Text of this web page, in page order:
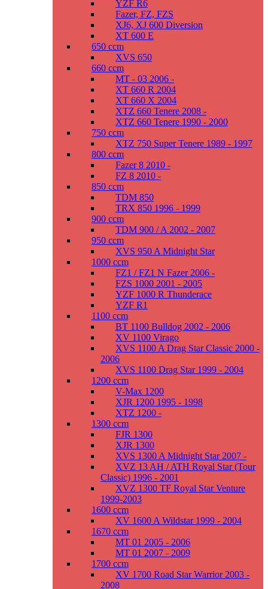
YZF R6
Fazer, FZ, FZS
XJ6, XJ 600 Diversion
XT 600 E
650 ccm
XVS 650
660 ccm
MT - 03 2006 -
XT 660 R 2004
XT 660 X 2004
XTZ 660 Tenere 2008 -
XTZ 660 Tenere 1990 - 2000
750 ccm
XTZ 750 Super Tenere 1989 - 1997
800 ccm
Fazer 8 2010 -
FZ 8 2010 -
850 ccm
TDM 850
TRX 850 1996 - 1999
900 ccm
TDM 900 / A 2002 - 2007
950 ccm
XVS 950 A Midnight Star
1000 ccm
FZ1 / FZ1 N Fazer 2006 -
FZS 1000 2001 - 2005
YZF 1000 R Thunderace
YZF R1
1100 ccm
BT 1100 Bulldog 2002 - 2006
XV 1100 Virago
XVS 1100 A Drag Star Classic 2000 -
2006
XVS 1100 Drag Star 1999 - 2004
1200 ccm
V-Max 1200
XJR 1200 1995 - 1998
XTZ 1200 -
1300 ccm
FJR 1300
XJR 1300
XVS 1300 A Midnight Star 2007 -
XVZ 13 AH / ATH Royal Star (Tour
Classic) 1996 - 2001
XVZ 1300 TF Royal Star Venture
1999-2003
1600 ccm
XV 1600 A Wildstar 1999 - 2004
1670 ccm
MT 01 2005 - 2006
MT 01 2007 - 2009
1700 ccm
XV 1700 Road Star Warrior 2003 -
2008